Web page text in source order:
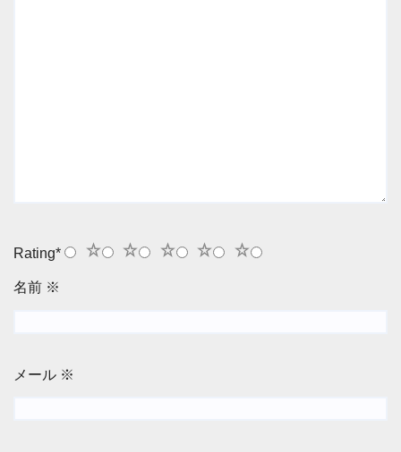
Rating* 5
4
3
2
1
名前 ※
メール ※